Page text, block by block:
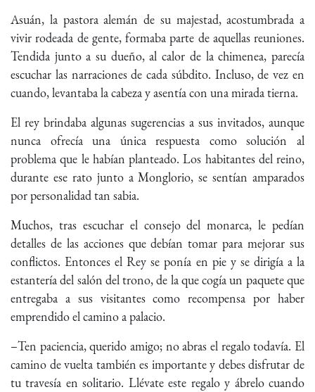
Asuán, la pastora alemán de su majestad, acostumbrada a
vivir rodeada de gente, formaba parte de aquellas reuniones.
Tendida junto a su dueño, al calor de la chimenea, parecía
escuchar las narraciones de cada súbdito. Incluso, de vez en
cuando, levantaba la cabeza y asentía con una mirada tierna.
El rey brindaba algunas sugerencias a sus invitados, aunque
nunca ofrecía una única respuesta como solución al
problema que le habían planteado. Los habitantes del reino,
durante ese rato junto a Monglorio, se sentían amparados
por personalidad tan sabia.
Muchos, tras escuchar el consejo del monarca, le pedían
detalles de las acciones que debían tomar para mejorar sus
conflictos. Entonces el Rey se ponía en pie y se dirigía a la
estantería del salón del trono, de la que cogía un paquete que
entregaba a sus visitantes como recompensa por haber
emprendido el camino a palacio.
–Ten paciencia, querido amigo; no abras el regalo todavía. El
camino de vuelta también es importante y debes disfrutar de
tu travesía en solitario. Llévate este regalo y ábrelo cuando